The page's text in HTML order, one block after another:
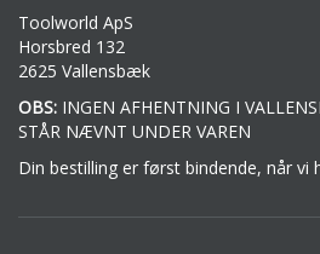
Toolworld ApS
Horsbred 132
2625 Vallensbæk
OBS: INGEN AFHENTNING I
STÅR NÆVNT UNDER VAREN
Din bestilling er først bindende, når